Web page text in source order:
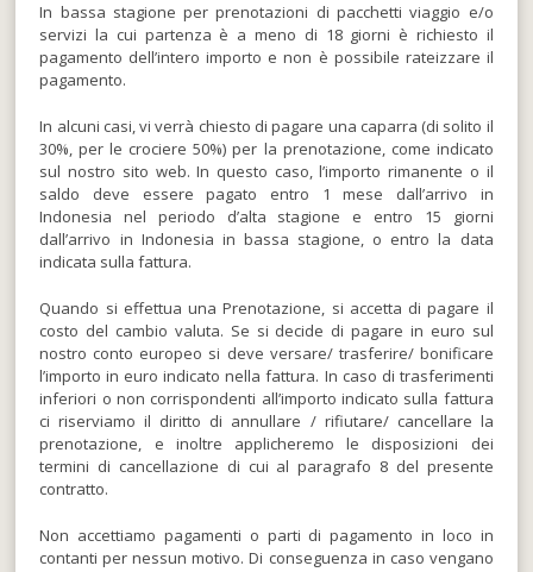
In bassa stagione per prenotazioni di pacchetti viaggio e/o
servizi la cui partenza è a meno di 18 giorni è richiesto il
pagamento dell’intero importo e non è possibile rateizzare il
pagamento.
In alcuni casi, vi verrà chiesto di pagare una caparra (di solito il
30%, per le crociere 50%) per la prenotazione, come indicato
sul nostro sito web. In questo caso, l’importo rimanente o il
saldo deve essere pagato entro 1 mese dall’arrivo in
Indonesia nel periodo d’alta stagione e entro 15 giorni
dall’arrivo in Indonesia in bassa stagione, o entro la data
indicata sulla fattura.
Quando si effettua una Prenotazione, si accetta di pagare il
costo del cambio valuta. Se si decide di pagare in euro sul
nostro conto europeo si deve versare/ trasferire/ bonificare
l’importo in euro indicato nella fattura. In caso di trasferimenti
inferiori o non corrispondenti all’importo indicato sulla fattura
ci riserviamo il diritto di annullare / rifiutare/ cancellare la
prenotazione, e inoltre applicheremo le disposizioni dei
termini di cancellazione di cui al paragrafo 8 del presente
contratto.
Non accettiamo pagamenti o parti di pagamento in loco in
contanti per nessun motivo. Di conseguenza in caso vengano